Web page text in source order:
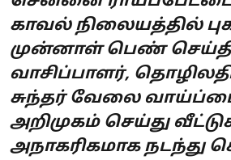
காவல் நிலையத்தில்
முன்னாள் பெண்
வாசிப்பாளர்,
சுந்தர் வேலை
அறிமுகம் செய்து
அநாகரிகமாக